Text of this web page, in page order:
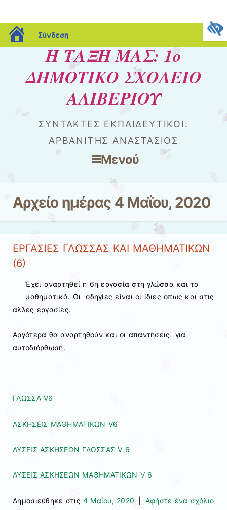
blogs.sch.gr
Σύνδεση
Η ΤΑΞΗ ΜΑΣ: 1ο
ΔΗΜΟΤΙΚΟ ΣΧΟΛΕΙΟ
ΑΛΙΒΕΡΙΟΥ
ΣΥΝΤΑΚΤΕΣ ΕΚΠΑΙΔΕΥΤΙΚΟΙ:
ΑΡΒΑΝΙΤΗΣ ΑΝΑΣΤΑΣΙΟΣ
Μενού
Αρχείο ημέρας 4 Μαΐου, 2020
ΕΡΓΑΣΙΕΣ ΓΛΩΣΣΑΣ ΚΑΙ ΜΑΘΗΜΑΤΙΚΩΝ
(6)
Έχει αναρτηθεί η 6η εργασία στη γλώσσα και τα
μαθηματικά. Οι οδηγίες είναι οι ίδιες όπως και στις
άλλες εργασίες.
Αργότερα θα αναρτηθούν και οι απαντήσεις για
αυτοδιόρθωση.
ΓΛΩΣΣΑ V6
ΑΣΚΗΣΕΙΣ ΜΑΘΗΜΑΤΙΚΩΝ V6
ΛΥΣΕΙΣ ΑΣΚΗΣΕΩΝ ΓΛΩΣΣΑΣ V 6
ΛΥΣΕΙΣ ΑΣΚΗΣΕΩΝ ΜΑΘΗΜΑΤΙΚΩΝ V 6
Δημοσιεύθηκε στις 4 Μαΐου, 2020 Αφήστε ένα σχόλιο